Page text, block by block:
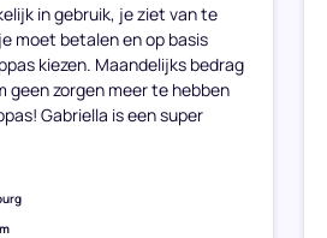
in gebruik, je ziet van te
moet betalen en op basis
kiezen. Maandelijks bedrag
geen zorgen meer te hebben
Gabriella is een super